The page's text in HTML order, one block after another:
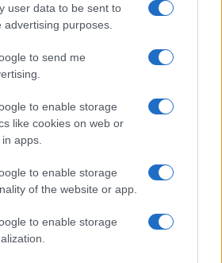
user data to be sent to
purposes.
to send me
to enable storage
like cookies on web or
apps.
to enable storage
of the website or app.
to enable storage
al “costo” dell’operazione
persone, sembra aver
i numeri e fatto felici gli